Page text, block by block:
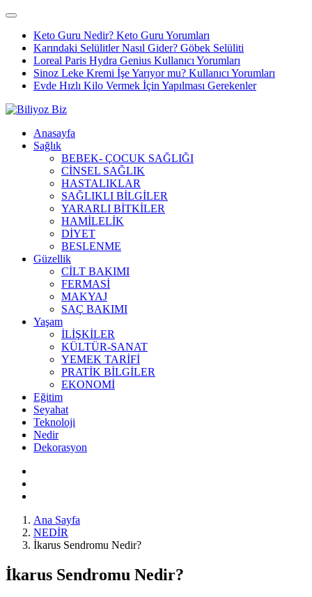
Keto Guru Nedir? Keto Guru Yorumları
Karındaki Selülitler Nasıl Gider? Göbek Selüliti
Loreal Paris Hydra Genius Kullanıcı Yorumları
Sinoz Leke Kremi İşe Yarıyor mu? Kullanıcı Yorumları
Evde Hızlı Kilo Vermek İçin Yapılması Gerekenler
Anasayfa
Sağlık
BEBEK- ÇOCUK SAĞLIĞI
CİNSEL SAĞLIK
HASTALIKLAR
SAĞLIKLI BİLGİLER
YARARLI BİTKİLER
HAMİLELİK
DİYET
BESLENME
Güzellik
CİLT BAKIMI
FERMASİ
MAKYAJ
SAÇ BAKIMI
Yaşam
İLİŞKİLER
KÜLTÜR-SANAT
YEMEK TARİFİ
PRATİK BİLGİLER
EKONOMİ
Eğitim
Seyahat
Teknoloji
Nedir
Dekorasyon
Ana Sayfa
NEDİR
İkarus Sendromu Nedir?
İkarus Sendromu Nedir?